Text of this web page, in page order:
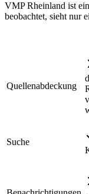
VMP Rheinland ist
beobachtet, sieht nur
Quellenabdeckung
Suche